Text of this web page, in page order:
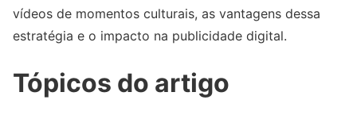
vídeos de momentos culturais, as vantagens dessa
estratégia e o impacto na publicidade digital.
Tópicos do artigo